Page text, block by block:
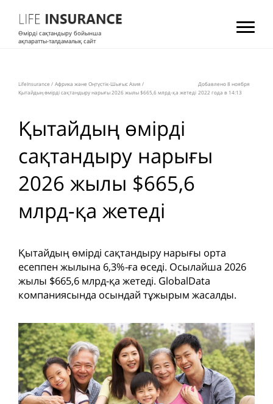
Өмірді сақтандыру бойынша
ақпаратты-талдамалық сайт
LifeInsurance / Африка және Оңтүстік-Шығыс Азия /
Қытайдың өмірді сақтандыру нарығы 2026 жылы $665,6 млрд-қа жетеді
Добавлено 8 ноября
2022 года в 14:13
Қытайдың өмірді
сақтандыру нарығы
2026 жылы $665,6
млрд-қа жетеді
Қытайдың өмірді сақтандыру нарығы орта
есеппен жылына 6,3%-ға өседі. Осылайша 2026
жылы $665,6 млрд-қа жетеді. GlobalData
компаниясында осындай тұжырым жасалды.